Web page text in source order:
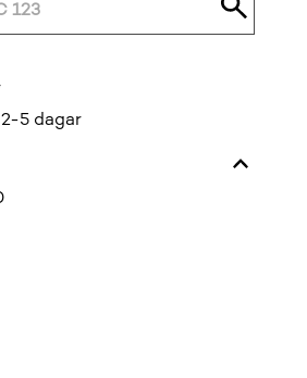
5 dagar